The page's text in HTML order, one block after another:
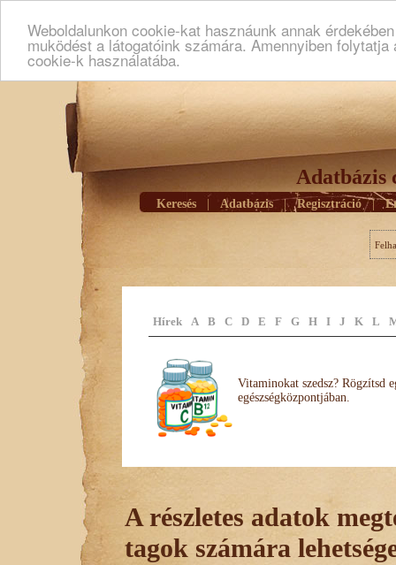
Weboldalunkon cookie-kat hasznáunk annak
muködést a látogatóink számára. Amennyiben
cookie-k használatába.
Adatbázis
Keresés Adatbázis | Regisztráció |
Hírek A B C D E F G H I J K L
Vitaminokat szedsz? Rögzítsd
egészségközpontjában.
A részletes adatok
tagok számára